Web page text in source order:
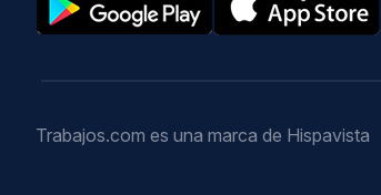
Trabajos.com es una marca de Hispavista